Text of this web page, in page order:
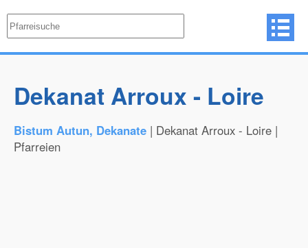
Dekanat Arroux - Loire
Bistum Autun, Dekanate | Dekanat Arroux - Loire |
Pfarreien